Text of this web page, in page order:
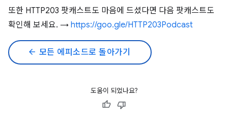
또한 HTTP203 팟캐스트도 마음에 드셨다면 다음 팟캐스트도
확인해 보세요. → https://goo.gle/HTTP203Podcast
arrow_back 모든 에피소드로 돌아가기
도움이 되었나요?